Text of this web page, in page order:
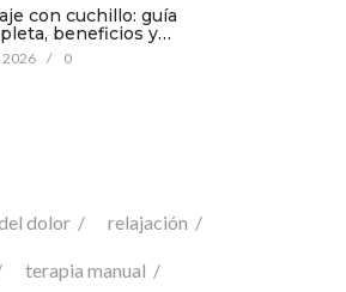
con cuchillo: guía
beneficios y
para tu bienestar
2026 / 0
dolor relajación
terapia manual